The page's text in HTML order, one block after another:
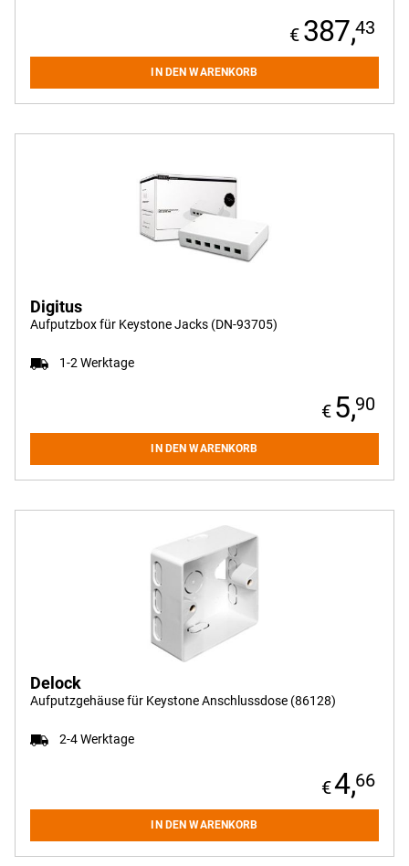
387,43
IN DEN WARENKORB
Aufputzbox für Keystone Jacks (DN-93705)
1-2 Werktage
5,90
Digitus
IN DEN WARENKORB
Aufputzgehäuse für Keystone Anschlussdose (86128)
2-4 Werktage
4,66
Delock
IN DEN WARENKORB